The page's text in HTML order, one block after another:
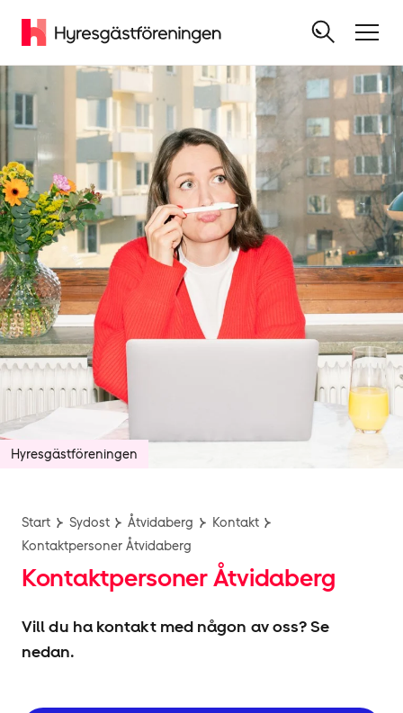
Hyresgäst­föreningen
Start Sydost Åtvidaberg
Kontakt
Kontaktpersoner Åtvidaberg
Kontaktpersoner Åtvidaberg
Vill du ha kontakt med någon av oss? Se
nedan.